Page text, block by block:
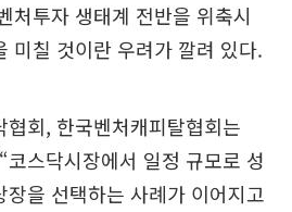
처투자 생태계 전반을 위축시
미칠 것이란 우려가 깔려 있다.
회, 한국벤처캐피탈협회는
스닥시장에서 일정 규모로 성
을 선택하는 사례가 이어지고